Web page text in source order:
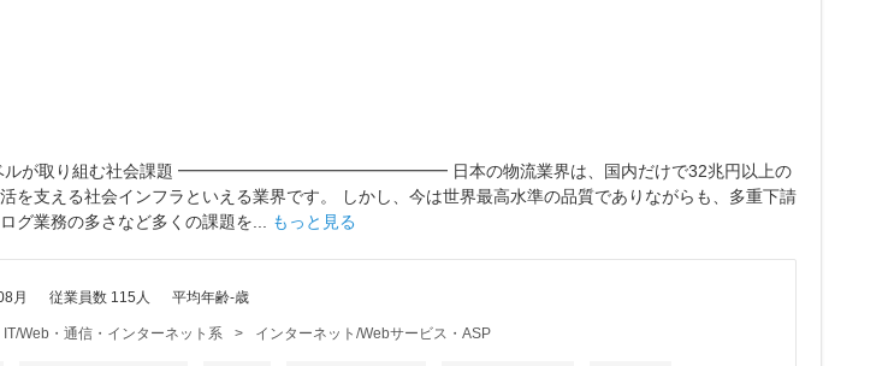
組む社会課題 ━━━━━━━━━━━━━━━━ 日本の物流業界は、国内だけで32兆円以上の
を支える社会インフラといえる業界です。 しかし、今は世界最高水準の品質でありながらも、多重下請
グ業務の多さなど多くの課題を...
もっと見る
月 従業員数 115人 平均年齢-歳
IT/Web・通信・インターネット系 > インターネット/Webサービス・ASP